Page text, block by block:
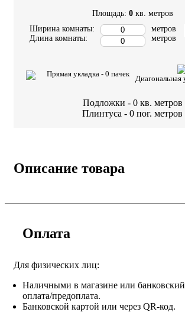
Площадь: 0 кв. метров
Ширина комнаты:
Длина комнаты:
метров
метров
Прямая укладка - 0 пачек
Диагональная
Подложки - 0 кв. метров
Плинтуса - 0 пог. метров
Описание товара
Оплата
Для физических лиц:
Наличными в магазине или
оплата/предоплата.
Банковской картой или через QR-код.